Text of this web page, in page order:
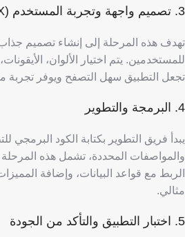
3. تصميم واجهة وتجربة المستخدم (UI/UX)
تهدف هذه المرحلة إلى إنشاء تصميم
للمستخدمين. يتم اختيار الألوان،
تجعل التطبيق سهل التصفح ويوفر
4. البرمجة والتطوير
يبدأ فريق التطوير بكتابة الكود البرمجي
والمواصفات المحددة، تشمل هذه
الربط مع قواعد البيانات، وإضافة
مثالي.
5. اختبار التطبيق والتأكد من الجودة